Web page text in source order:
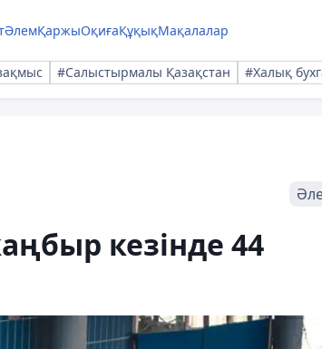
ӘлемҚаржыОқиғаҚұқықМақалалар
#Салыстырмалы Қазақстан #Халық
кезінде 44